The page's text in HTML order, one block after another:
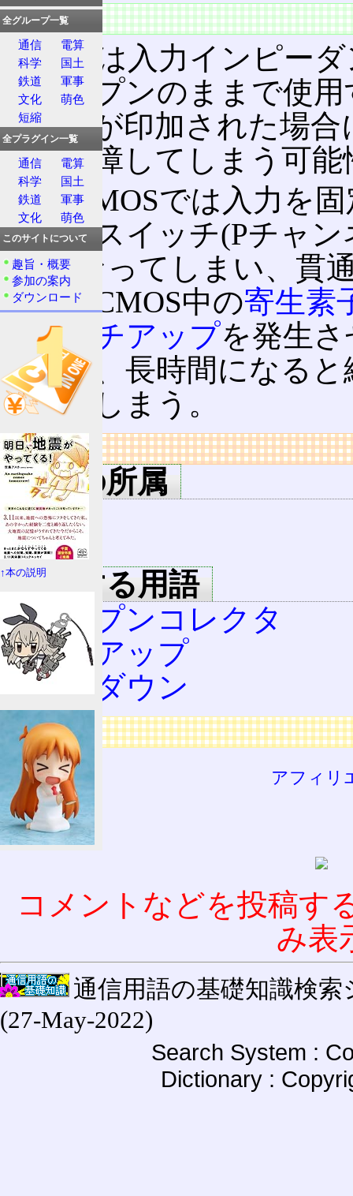
特徴
CMOSは入力インピー
がオープンのままで使
過電圧が印加された場
し、故障してしまう可能
またCMOSでは入力を
ジスタスイッチ(Pチャ
ONになってしまい、貫
よってCMOS中の寄生素
ラッチアップを発生
ないが、長時間になる
障してしまう。
リンク
用語の所属
回路
OP
関連する用語
オープンコレクタ
プルアップ
プルダウン
広告
アフィリ
コメントなどを投稿す
み表
通信用語の基礎知識検索
(27-May-2022)
Search System :
Dictionary :
全グループ一覧
通信
電算
科学
国土
鉄道
軍事
文化
萌色
短縮
全プラグイン一覧
通信
電算
科学
国土
鉄道
軍事
文化
萌色
このサイトについて
趣旨・概要
参加の案内
ダウンロード
↑本の説明